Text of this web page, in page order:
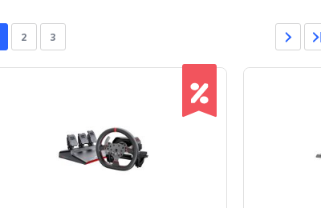
2 3